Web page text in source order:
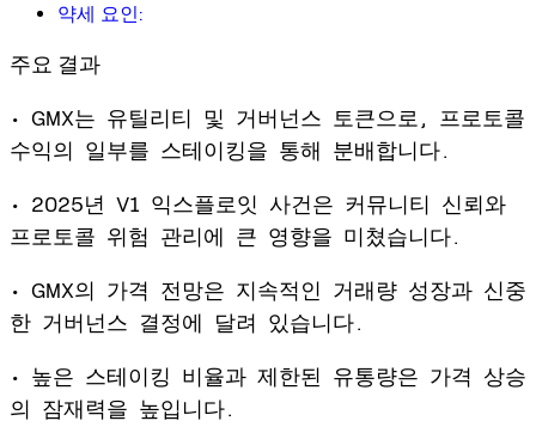
약세 요인:
주요 결과
• GMX는 유틸리티 및 거버넌스 토큰으로, 프로토콜
수익의 일부를 스테이킹을 통해 분배합니다.
• 2025년 V1 익스플로잇 사건은 커뮤니티 신뢰와
프로토콜 위험 관리에 큰 영향을 미쳤습니다.
• GMX의 가격 전망은 지속적인 거래량 성장과 신중
한 거버넌스 결정에 달려 있습니다.
• 높은 스테이킹 비율과 제한된 유통량은 가격 상승
의 잠재력을 높입니다.